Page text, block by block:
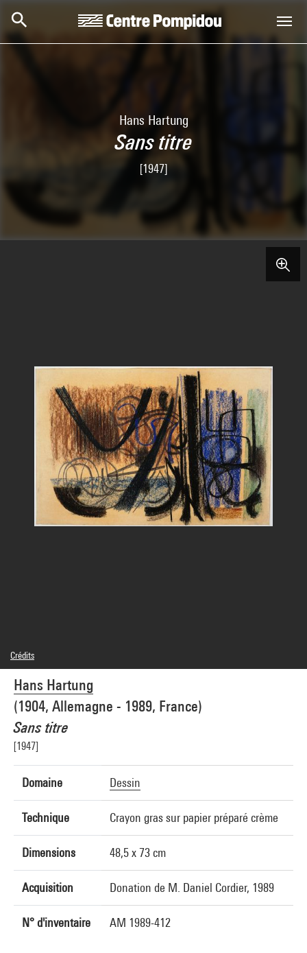
Hans Hartung
Sans titre
[1947]
Hans Hartung
(1904, Allemagne - 1989, France)
Sans titre
[1947]
Domaine Dessin
Technique Crayon gras sur papier préparé crème
Dimensions 48,5 x 73 cm
Acquisition Donation de M. Daniel Cordier, 1989
N° d'inventaire AM 1989-412
Crédits
© Adagp, Paris
Réf. image : 4R11397 [1990 CX 0344]
Diffusion image :GrandPalaisRmnPhoto